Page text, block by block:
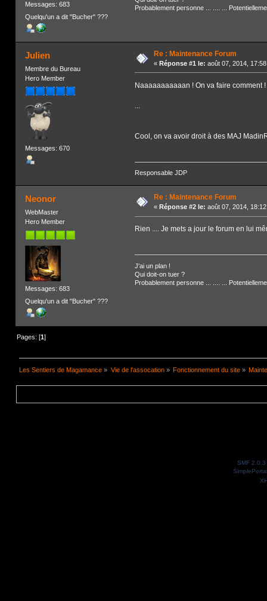
Messages: 683
Quelqu'un a dit "Bucher" ???
Probablement personne ... .... ...
Julien
Membre du Bureau
Hero Member
Messages: 670
Re : Maintenance Forum
« Réponse #1 le: août 07, 2014,
Naaaaaaaaaaan ! On va faire comment !
...
Cool, on va avoir droit à des MAJ
Responsable JDP
Neonor
WebMaster
Hero Member
Messages: 683
Quelqu'un a dit "Bucher" ???
Re : Maintenance Forum
« Réponse #2 le: août 07, 2014,
Rien .... Je mets a jour le forum en lui
J'ai un plan !
Qui doit-on tuer ?
Probablement personne ... .... ...
Pages: [1]
Les Sentiers de Magamance » Vie de l'assocation» Fonctionnement du site»
SMF 2.0.3